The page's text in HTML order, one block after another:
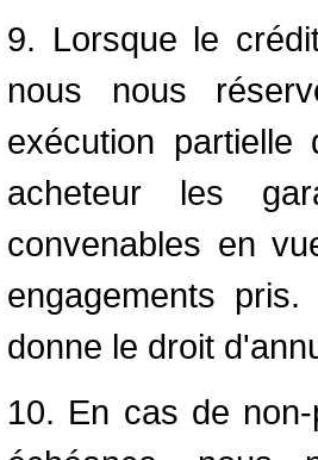
9. Lorsque le
nous nous
exécution
acheteur les
convenables en
engagements
donne le droit
10. En cas de